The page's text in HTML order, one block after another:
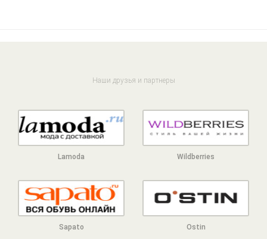
Наши друзья и партнеры
Lamoda Wildberries
Sapato Ostin